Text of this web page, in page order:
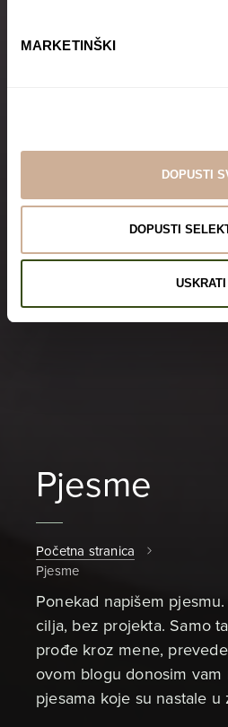
MARKETINŠKI
DOPUSTI
DOPUSTI
USKRATI
Pjesme
Početna stranica
Pjesme
Ponekad napišem
cilja, bez projekta. Samo
prođe kroz mene,
ovom blogu donosim vam
pjesama koje su nastale u